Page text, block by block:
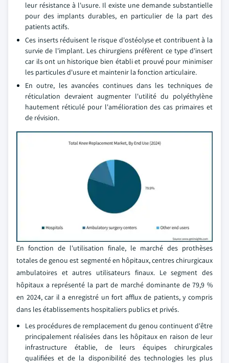
leur résistance à l'usure. Il existe une demande substantielle
pour des implants durables, en particulier de la part des
patients actifs.
Ces inserts réduisent le risque d'ostéolyse et contribuent à la
survie de l'implant. Les chirurgiens préfèrent ce type d'insert
car ils ont un historique bien établi et prouvé pour minimiser
les particules d'usure et maintenir la fonction articulaire.
En outre, les avancées continues dans les techniques de
réticulation devraient augmenter l'utilité du polyéthylène
hautement réticulé pour l'amélioration des cas primaires et
de révision.
En fonction de l'utilisation finale, le marché des prothèses
totales de genou est segmenté en hôpitaux, centres chirurgicaux
ambulatoires et autres utilisateurs finaux. Le segment des
hôpitaux a représenté la part de marché dominante de 79,9 %
en 2024, car il a enregistré un fort afflux de patients, y compris
dans les établissements hospitaliers publics et privés.
Les procédures de remplacement du genou continuent d'être
principalement réalisées dans les hôpitaux en raison de leur
infrastructure établie, de leurs équipes chirurgicales
qualifiées et de la disponibilité des technologies les plus